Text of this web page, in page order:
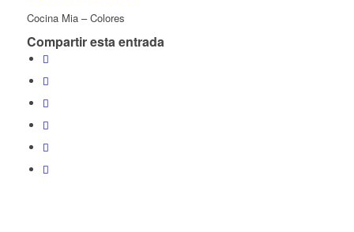
Cocina Mia – Colores
Compartir esta entrada